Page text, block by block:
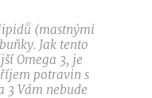
(mastnými
Jak tento
Omega 3, je
potravin s
3 Vám nebude